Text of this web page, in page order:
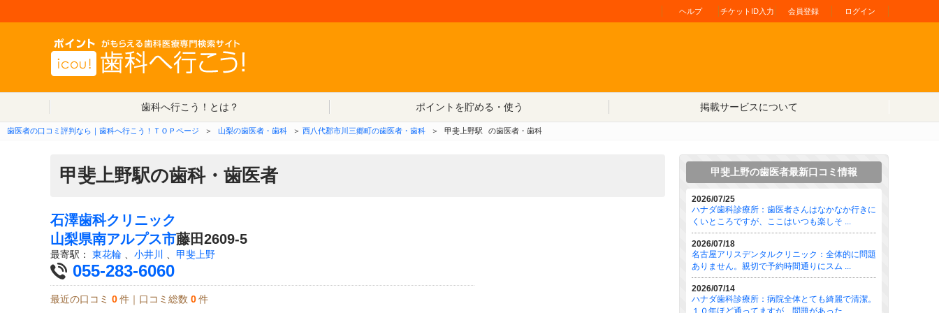
ヘルプ チケットID入力 会員登録 ログイン
歯科へ行こう！とは？
ポイントを貯める・使う 掲載サービスについて
歯医者の口コミ評判なら｜歯科へ行こう！ＴＯＰページ ＞ 山梨の歯医者・歯科 ＞ 西八代郡市川三郷町の歯医者・歯科 ＞ 甲斐上野駅 の歯医者・歯科
甲斐上野駅の歯科・歯医者
石澤歯科クリニック
山梨県南アルプス市藤田2609-5
最寄駅： 東花輪 小井川 甲斐上野
055-283-6060
最近の口コミ 0 件｜口コミ総数 0 件
甲斐上野の歯医者最新口コミ情報
2026/07/25
ハナダ歯科診療所：歯医者さんはなかなか行きに
くいところですが、ここはいつも楽しそ ...
2026/07/18
名古屋アリスデンタルクリニック：全体的に問題
ありません。親切で予約時間通りにスム ...
2026/07/14
ハナダ歯科診療所：病院全体とても綺麗で清潔。